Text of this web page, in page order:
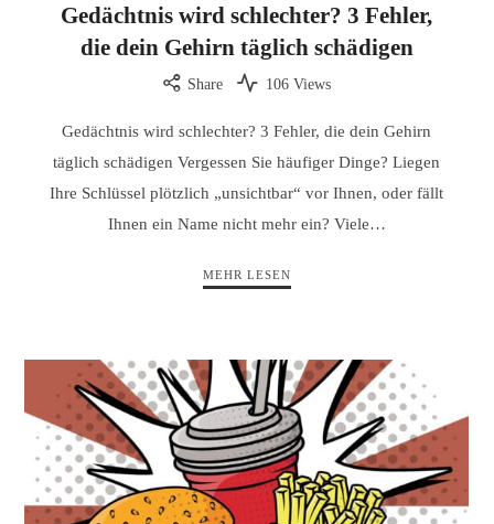
Gedächtnis wird schlechter? 3 Fehler,
die dein Gehirn täglich schädigen
Share 106 Views
Gedächtnis wird schlechter? 3 Fehler, die dein Gehirn
täglich schädigen Vergessen Sie häufiger Dinge? Liegen
Ihre Schlüssel plötzlich „unsichtbar“ vor Ihnen, oder fällt
Ihnen ein Name nicht mehr ein? Viele…
MEHR LESEN